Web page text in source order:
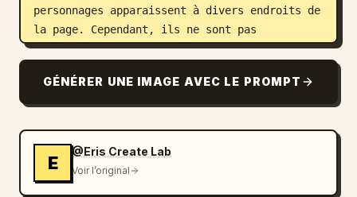
personnages apparaissent à divers endroits de
la page. Cependant, ils ne sont pas
représentés comme des illustrations
fans. Les expressions humoristiques, les
parodies, les blagues sur le quotidien et les
les bienvenues. Les lecteurs adorent cette
œuvre depuis des années et ont l'habitude de
plaisanter avec les personnages. Il y a de
GÉNÉRER UNE IMAGE AVEC LE PROMPT
E
@Eris Create Lab
Voir l’original